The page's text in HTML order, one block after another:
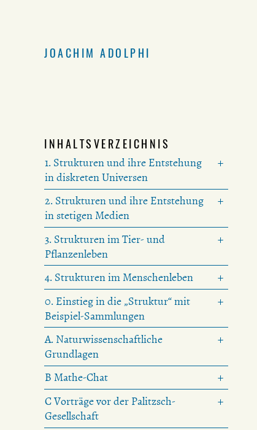
JOACHIM ADOLPHI
INHALTSVERZEICHNIS
1. Strukturen und ihre Entstehung
in diskreten Universen
2. Strukturen und ihre Entstehung
in stetigen Medien
3. Strukturen im Tier- und
Pflanzenleben
4. Strukturen im Menschenleben
0. Einstieg in die „Struktur“ mit
Beispiel-Sammlungen
A. Naturwissenschaftliche
Grundlagen
B Mathe-Chat
C Vorträge vor der Palitzsch-
Gesellschaft